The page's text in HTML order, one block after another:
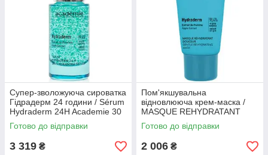
Супер-зволожуюча сироватка
Гідрадерм 24 години / Sérum
Hydraderm 24H Academie 30
мл
Готово до відправки
3 319 ₴
Пом'якшувальна
відновлююча крем-маска /
MASQUE REHYDRATANT
DOUCEUR Academie 50 мл
Готово до відправки
2 006 ₴